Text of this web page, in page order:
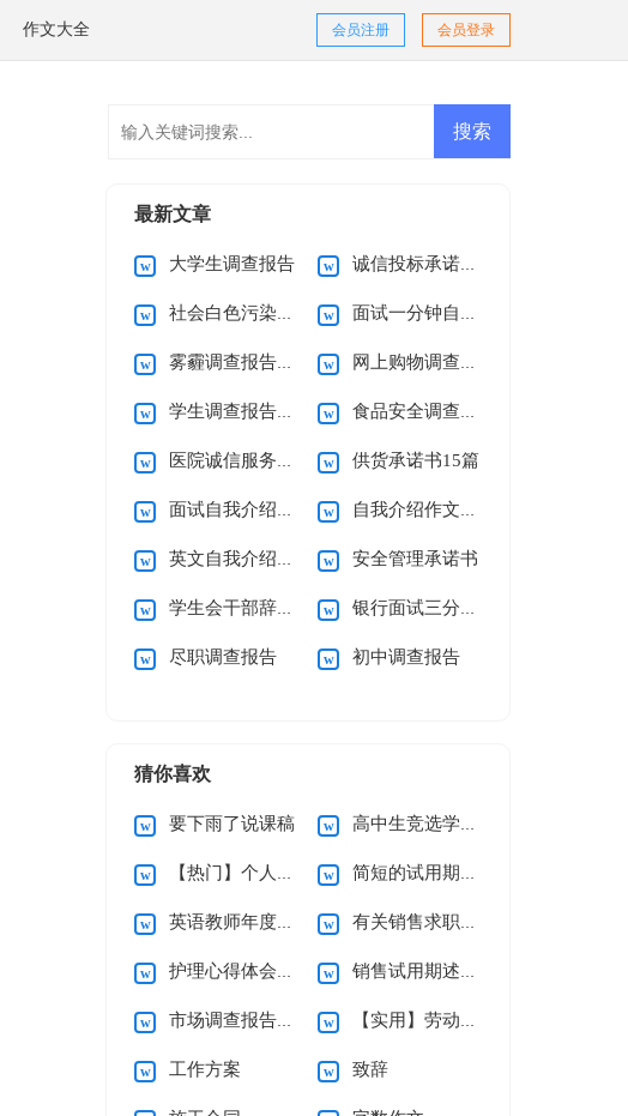
作文大全 会员登录
会员注册
最新文章
大学生调查报告 诚信投标承诺书范文
社会白色污染调查报告 面试一分钟自我介绍15篇
雾霾调查报告15篇 网上购物调查报告15篇
学生调查报告(通用15篇) 食品安全调查报告(15篇)
医院诚信服务承诺书 供货承诺书15篇
面试自我介绍(汇编15篇) 自我介绍作文精选15篇
英文自我介绍(汇编15篇) 安全管理承诺书
学生会干部辞职信 银行面试三分钟自我介绍
尽职调查报告 初中调查报告
猜你喜欢
要下雨了说课稿 高中生竞选学习委员演讲稿
【热门】个人辞职申请书 简短的试用期辞职报告3篇
英语教师年度述职报告 有关销售求职信集合九篇
护理心得体会（通用5篇） 销售试用期述职报告
市场调查报告通用15篇 【实用】劳动合同模板锦集六篇
工作方案 致辞